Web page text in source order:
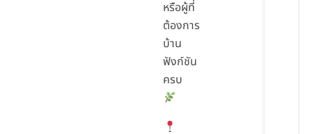
หรือผู้ที่
ต้องการ
บ้าน
ฟังก์ชัน
ครบ